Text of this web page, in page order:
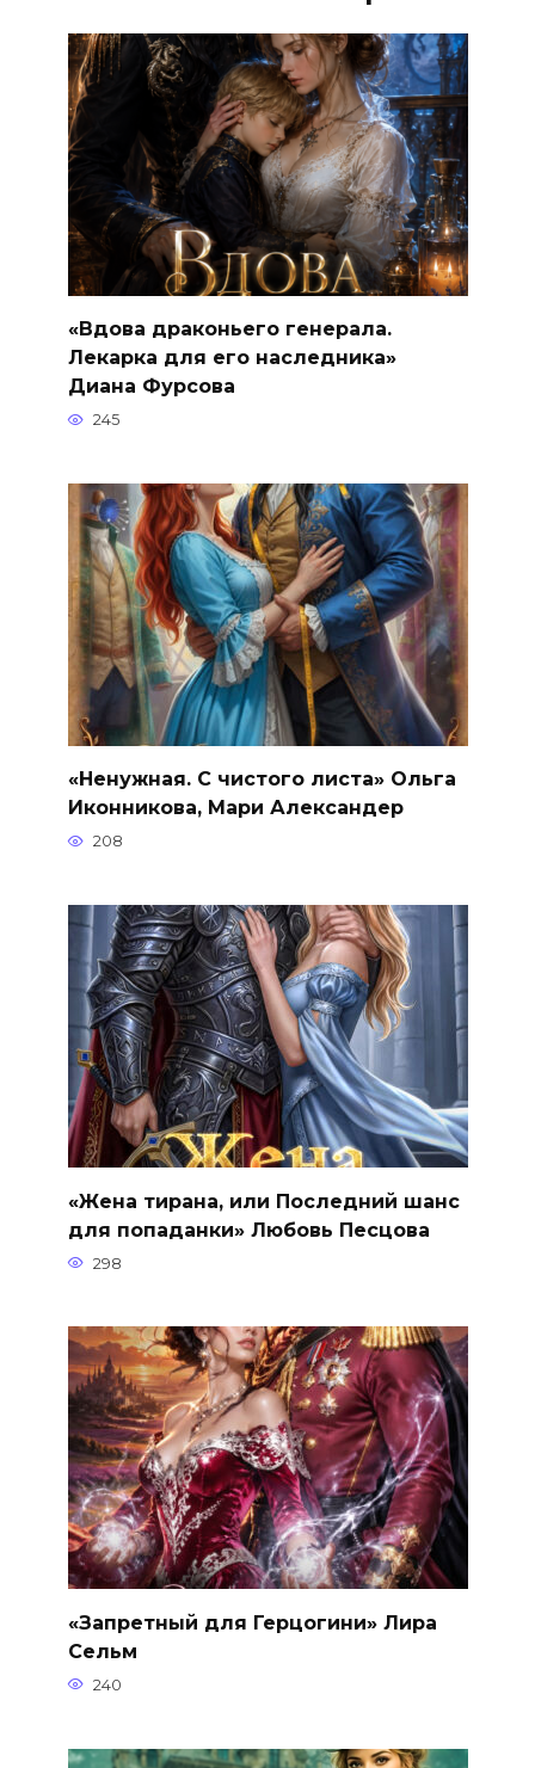
«Вдова драконьего генерала.
Лекарка для его наследника»
Диана Фурсова
245
«Ненужная. С чистого листа» Ольга
Иконникова, Мари Александер
208
«Жена тирана, или Последний шанс
для попаданки» Любовь Песцова
298
«Запретный для Герцогини» Лира
Сельм
240